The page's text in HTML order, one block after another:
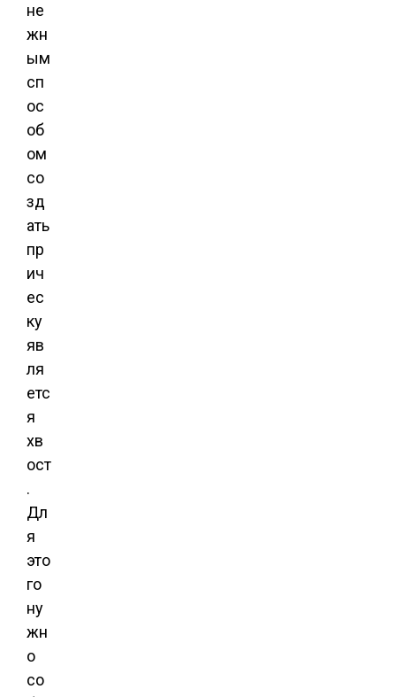
не
жн
ым
сп
ос
об
ом
со
зд
ать
пр
ич
ес
ку
яв
ля
етс
я
хв
ост
.
Дл
я
это
го
ну
жн
о
со